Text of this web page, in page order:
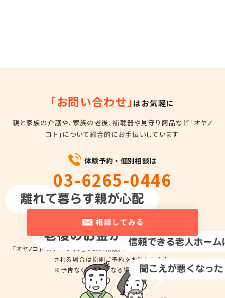
「お問い合わせ」 はお気軽に
親と家族の介護や、家族の老後、補聴器や見守り商品など「オヤノ
コト」について総合的にお手伝いしています
体験予約・個別相談は
03-6265-0446
平日10時～18時
相談してみる
「オヤノコト.ステーション」でのご相談、商品のお試しのため来店を希望
される場合は原則ご予約をお願いします。
※予告なくお休みとなる場合があります。